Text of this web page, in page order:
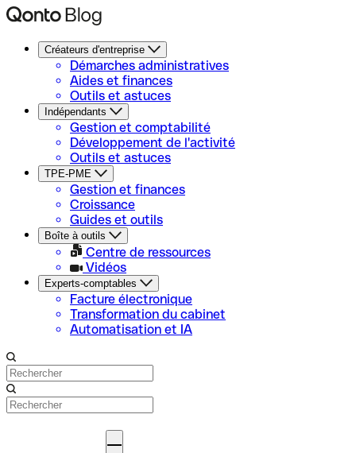
Créateurs d'entreprise
Démarches administratives
Aides et finances
Outils et astuces
Indépendants
Gestion et comptabilité
Développement de l'activité
Outils et astuces
TPE-PME
Gestion et finances
Croissance
Guides et outils
Boîte à outils
Centre de ressources
Vidéos
Experts-comptables
Facture électronique
Transformation du cabinet
Automatisation et IA